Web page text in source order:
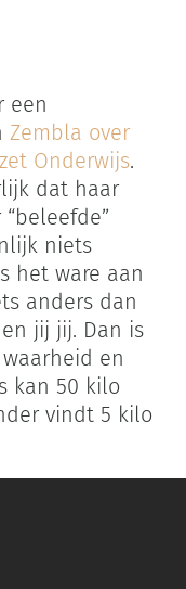
een
Zembla over
Onderwijs.
dat haar
niets
het ware aan
anders dan
jij jij. Dan is
waarheid en
kan 50 kilo
vindt 5 kilo